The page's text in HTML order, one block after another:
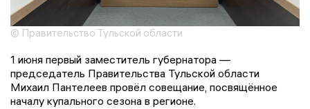
© Правительство Тульской области
1 июня первый заместитель губернатора —
председатель Правительства Тульской области
Михаил Пантелеев провёл совещание, посвящённое
началу купального сезона в регионе.